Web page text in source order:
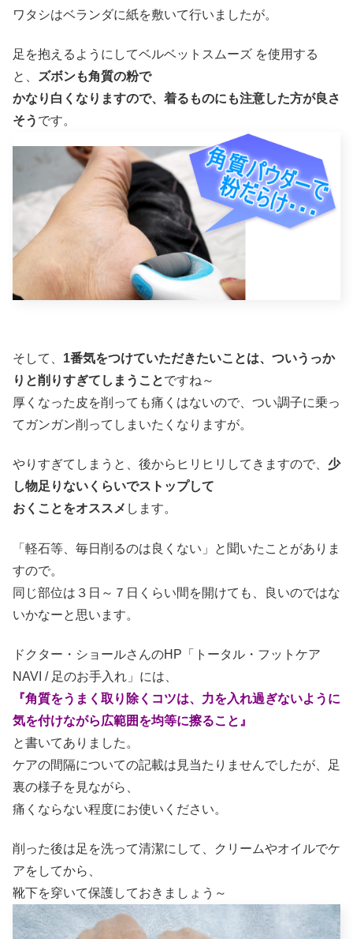
ワタシはベランダに紙を敷いて行いましたが。
足を抱えるようにしてベルベットスムーズ を使用する
と、
ズボンも角質の粉で
かなり白くなりますので、着るものにも注意した方が良さ
そう です。
そして、 1番気をつけていただきたいことは、ついうっか
りと削りすぎてしまうことですね～
厚くなった皮を削っても痛くはないので、つい調子に乗っ
てガンガン削ってしまいたくなりますが。
やりすぎてしまうと、後からヒリヒリしてきますので、 少
し物足りないくらいでストップして
おくことをオススメ します。
「軽石等、毎日削るのは良くない」と聞いたことがありま
すので。
同じ部位は３日～７日くらい間を開けても、良いのではな
いかなーと思います。
ドクター・ショールさんのHP「トータル・フットケア
NAVI / 足のお手入れ」には、
『角質をうまく取り除くコツは、力を入れ過ぎないように
気を付けながら広範囲を均等に擦ること』
と書いてありました。
ケアの間隔についての記載は見当たりませんでしたが、足
裏の様子を見ながら、
痛くならない程度にお使いください。
削った後は足を洗って清潔にして、クリームやオイルでケ
アをしてから、
靴下を穿いて保護しておきましょう～